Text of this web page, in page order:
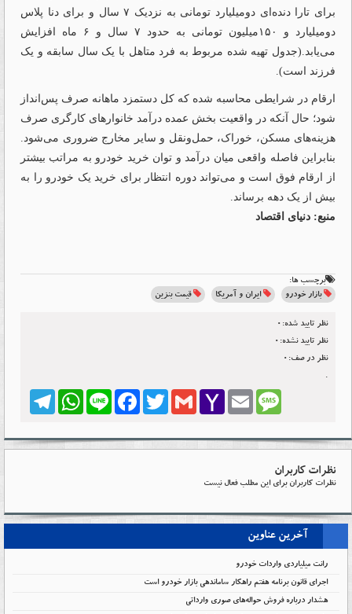
برای تارا دنده‌ای دو‌میلیارد تومانی به نزدیک ۷ سال و برای دنا پلاس
دو‌میلیارد و ۱۵۰‌میلیون تومانی به حدود ۷ سال و ۶ ماه افزایش
می‌یابد.(جدول تهیه شده مربوط به فرد متاهل با یک سال سابقه و یک
فرزند است).
ارقام در شرایطی محاسبه شده که کل دستمزد ماهانه صرف پس‌انداز
شود؛ حال آنکه در واقعیت بخش عمده درآمد خانوارهای کارگری صرف
هزینه‌های مسکن، خوراک، حمل‌ونقل و سایر مخارج ضروری می‌شود.
بنابراین فاصله واقعی میان درآمد و توان خرید خودرو به مراتب بیشتر
از ارقام فوق است و می‌تواند دوره انتظار برای خرید یک خودرو را به
بیش از یک دهه برساند.
منبع: دنیای اقتصاد
برچسب ها:
بازار خودرو
ایران و آمریکا قیمت بنزین
نظر تایید شده:0
نظر تایید نشده:0
نظر در صف:0
TelegramWhatsApp LineFacebook Twitter Gmail
Yahoo
Email Message
نظرات کاربران
نظرات کاربران برای این مطلب فعال نیست
آخرین عناوین
رانت میلیاردی واردات خودرو
اجرای قانون برنامه هفتم راهکار ساماندهی بازار خودرو است
هشدار درباره فروش حواله‌های صوری وارداتی